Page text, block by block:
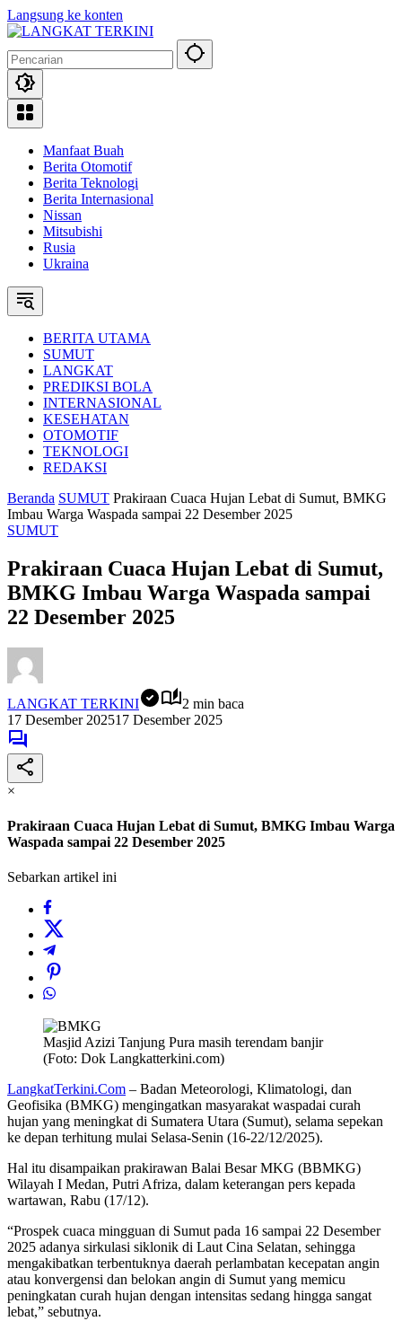
Langsung ke konten
Manfaat Buah
Berita Otomotif
Berita Teknologi
Berita Internasional
Nissan
Mitsubishi
Rusia
Ukraina
BERITA UTAMA
SUMUT
LANGKAT
PREDIKSI BOLA
INTERNASIONAL
KESEHATAN
OTOMOTIF
TEKNOLOGI
REDAKSI
Beranda SUMUT Prakiraan Cuaca Hujan Lebat di Sumut, BMKG
Imbau Warga Waspada sampai 22 Desember 2025
SUMUT
Prakiraan Cuaca Hujan Lebat di Sumut,
BMKG Imbau Warga Waspada sampai
22 Desember 2025
LANGKAT TERKINI
2 min baca
17 Desember 202517 Desember 2025
×
Prakiraan Cuaca Hujan Lebat di Sumut, BMKG Imbau Warga
Waspada sampai 22 Desember 2025
Sebarkan artikel ini
Masjid Azizi Tanjung Pura masih terendam banjir
(Foto: Dok Langkatterkini.com)
LangkatTerkini.Com – Badan Meteorologi, Klimatologi, dan
Geofisika (BMKG) mengingatkan masyarakat waspadai curah
hujan yang meningkat di Sumatera Utara (Sumut), selama sepekan
ke depan terhitung mulai Selasa-Senin (16-22/12/2025).
Hal itu disampaikan prakirawan Balai Besar MKG (BBMKG)
Wilayah I Medan, Putri Afriza, dalam keterangan pers kepada
wartawan, Rabu (17/12).
“Prospek cuaca mingguan di Sumut pada 16 sampai 22 Desember
2025 adanya sirkulasi siklonik di Laut Cina Selatan, sehingga
mengakibatkan terbentuknya daerah perlambatan kecepatan angin
atau konvergensi dan belokan angin di Sumut yang memicu
peningkatan curah hujan dengan intensitas sedang hingga sangat
lebat,” sebutnya.